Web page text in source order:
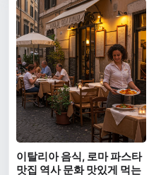
이탈리아 음식, 로마 파스타
맛집 역사 문화 맛있게 먹는